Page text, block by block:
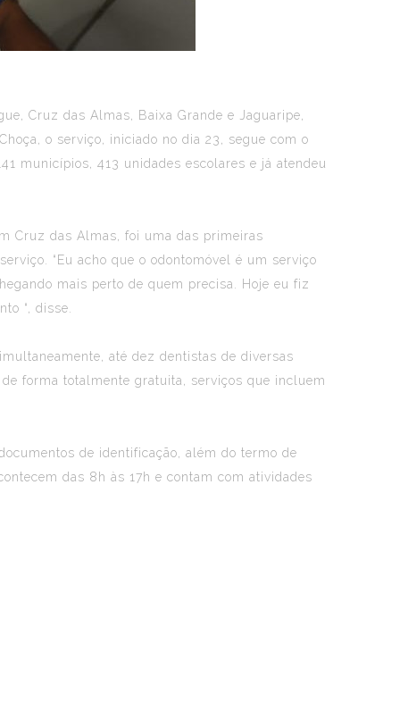
Cruz das Almas, Baixa Grande e Jaguaripe,
o serviço, iniciado no dia 23, segue com o
municípios, 413 unidades escolares e já atendeu
Cruz das Almas, foi uma das primeiras
“Eu acho que o odontomóvel é um serviço
mais perto de quem precisa. Hoje eu fiz
“, disse.
até dez dentistas de diversas
forma totalmente gratuita, serviços que incluem
de identificação, além do termo de
das 8h às 17h e contam com atividades